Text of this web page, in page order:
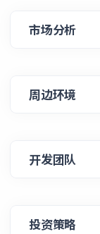
市场分析
周边环境
开发团队
投资策略